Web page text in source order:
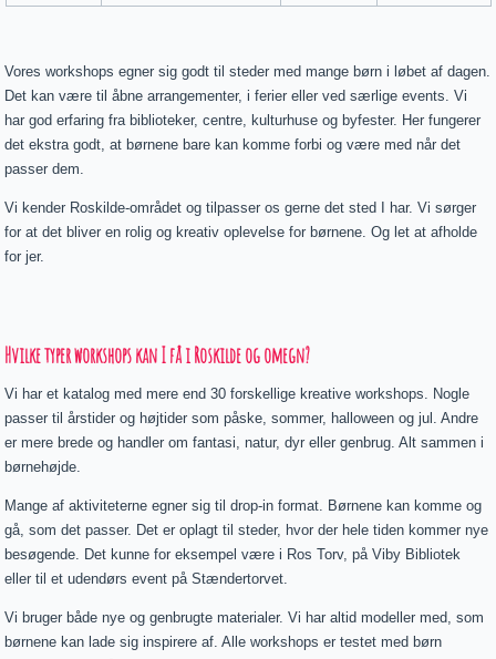
Vores workshops egner sig godt til steder med mange børn i løbet af dagen.
Det kan være til åbne arrangementer, i ferier eller ved særlige events. Vi
har god erfaring fra biblioteker, centre, kulturhuse og byfester. Her fungerer
det ekstra godt, at børnene bare kan komme forbi og være med når det
passer dem.
Vi kender Roskilde-området og tilpasser os gerne det sted I har. Vi sørger
for at det bliver en rolig og kreativ oplevelse for børnene. Og let at afholde
for jer.
Hvilke typer workshops kan I få i Roskilde og omegn?
Vi har et katalog med mere end 30 forskellige kreative workshops. Nogle
passer til årstider og højtider som påske, sommer, halloween og jul. Andre
er mere brede og handler om fantasi, natur, dyr eller genbrug. Alt sammen i
børnehøjde.
Mange af aktiviteterne egner sig til drop-in format. Børnene kan komme og
gå, som det passer. Det er oplagt til steder, hvor der hele tiden kommer nye
besøgende. Det kunne for eksempel være i Ros Torv, på Viby Bibliotek
eller til et udendørs event på Stændertorvet.
Vi bruger både nye og genbrugte materialer. Vi har altid modeller med, som
børnene kan lade sig inspirere af. Alle workshops er testet med børn